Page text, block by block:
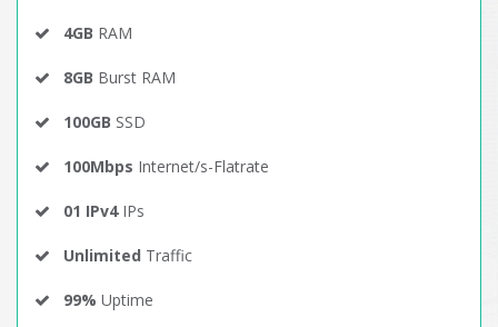
4GB RAM
8GB Burst RAM
100GB SSD
100Mbps Internet/s-Flatrate
01 IPv4IPs
Unlimited Traffic
99% Uptime